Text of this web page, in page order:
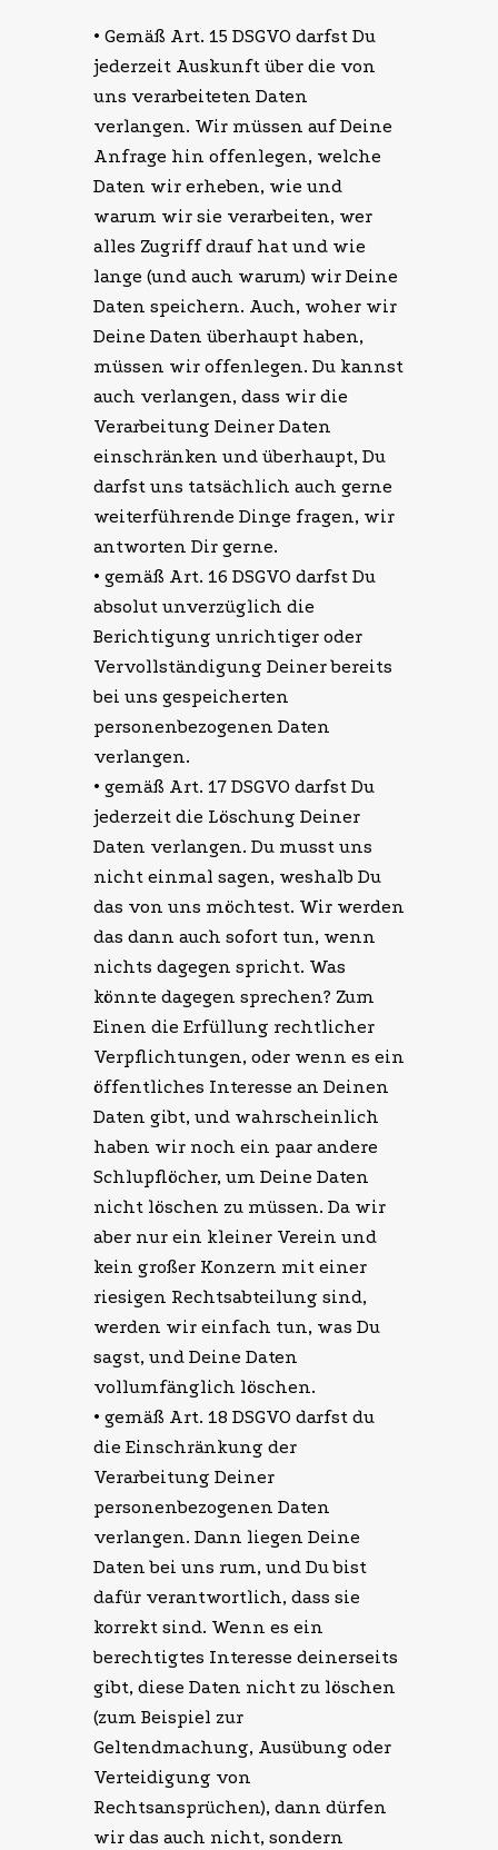
• Gemäß Art. 15 DSGVO darfst Du
jederzeit Auskunft über die von
uns verarbeiteten Daten
verlangen. Wir müssen auf Deine
Anfrage hin offenlegen, welche
Daten wir erheben, wie und
warum wir sie verarbeiten, wer
alles Zugriff drauf hat und wie
lange (und auch warum) wir Deine
Daten speichern. Auch, woher wir
Deine Daten überhaupt haben,
müssen wir offenlegen. Du kannst
auch verlangen, dass wir die
Verarbeitung Deiner Daten
einschränken und überhaupt, Du
darfst uns tatsächlich auch gerne
weiterführende Dinge fragen, wir
antworten Dir gerne.
• gemäß Art. 16 DSGVO darfst Du
absolut unverzüglich die
Berichtigung unrichtiger oder
Vervollständigung Deiner bereits
bei uns gespeicherten
personenbezogenen Daten
verlangen.
• gemäß Art. 17 DSGVO darfst Du
jederzeit die Löschung Deiner
Daten verlangen. Du musst uns
nicht einmal sagen, weshalb Du
das von uns möchtest. Wir werden
das dann auch sofort tun, wenn
nichts dagegen spricht. Was
könnte dagegen sprechen? Zum
Einen die Erfüllung rechtlicher
Verpflichtungen, oder wenn es ein
öffentliches Interesse an Deinen
Daten gibt, und wahrscheinlich
haben wir noch ein paar andere
Schlupflöcher, um Deine Daten
nicht löschen zu müssen. Da wir
aber nur ein kleiner Verein und
kein großer Konzern mit einer
riesigen Rechtsabteilung sind,
werden wir einfach tun, was Du
sagst, und Deine Daten
vollumfänglich löschen.
• gemäß Art. 18 DSGVO darfst du
die Einschränkung der
Verarbeitung Deiner
personenbezogenen Daten
verlangen. Dann liegen Deine
Daten bei uns rum, und Du bist
dafür verantwortlich, dass sie
korrekt sind. Wenn es ein
berechtigtes Interesse deinerseits
gibt, diese Daten nicht zu löschen
(zum Beispiel zur
Geltendmachung, Ausübung oder
Verteidigung von
Rechtsansprüchen), dann dürfen
wir das auch nicht, sondern